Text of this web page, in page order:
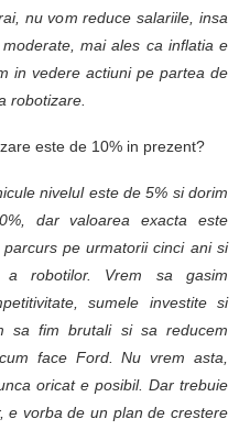
nu vom reduce salariile, insa
mai ales ca inflatia e
in vedere actiuni pe partea de
robotizare.
este de 10% in prezent?
nivelul este de 5% si dorim
dar valoarea exacta este
pe urmatorii cinci ani si
a robotilor. Vrem sa gasim
sumele investite si
sa fim brutali si sa reducem
face Ford. Nu vrem asta,
oricat e posibil. Dar trebuie
vorba de un plan de crestere